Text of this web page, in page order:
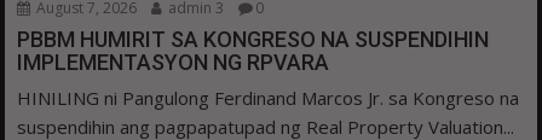
August 7, 2026 admin 3 0
PBBM HUMIRIT SA KONGRESO NA SUSPENDIHIN
IMPLEMENTASYON NG RPVARA
HINILING ni Pangulong Ferdinand Marcos Jr. sa Kongreso na
suspendihin ang pagpapatupad ng Real Property Valuation...